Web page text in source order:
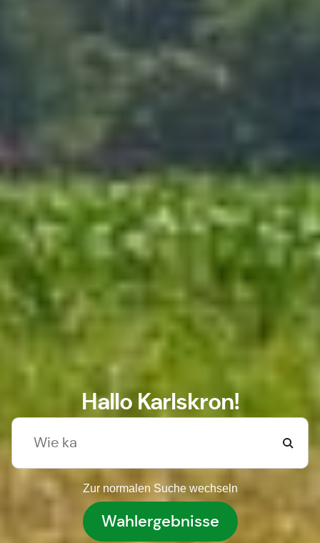
Hallo Karlskron!
Zur normalen Suche wechseln
Wahlergebnisse